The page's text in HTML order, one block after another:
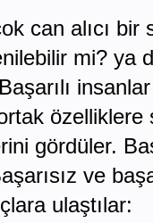
can alıcı bir
mi? ya
özelliklere
gördüler.
ve
ulaştılar: